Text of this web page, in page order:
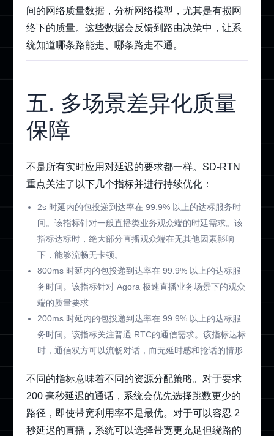
间的网络质量数据，分析网络模型，尤其是有损网
络下的质量。这些数据会反馈到路由决策中，让系
统知道哪条路能走、哪条路走不通。
五. 多场景差异化质量
保障
不是所有实时应用对延迟的要求都一样。SD-RTN
重点关注了以下几个指标并进行持续优化：
2s 时延内的包投递到达率在 99.9% 以上的达标服务时
间。该指标针对一般直播类业务观众端的时延需求。该
指标达标时，绝大部分直播观众端在无其他因素影响
下，能够流畅无卡顿。
800ms 时延内的包投递到达率在 99.9% 以上的达标服
务时间。该指标针对 Agora 极速直播业务场景下的观众
端的质量要求
200ms 时延内的包投递到达率在 99.9% 以上的达标服
务时间。该指标关注普通 RTC的通信需求。该指标达标
时，通信双方可以流畅对话，而无延时感和抢话的情形
不同的指标意味着不同的资源分配策略。对于要求
200 毫秒延迟的通话，系统会优先选择跳数更少的
路径，即使带宽利用率不是最优。对于可以容忍 2
秒延迟的直播，系统可以选择带宽更充足但绕路的